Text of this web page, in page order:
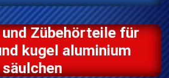
Zübehörteile für
kugel aluminium
säulchen